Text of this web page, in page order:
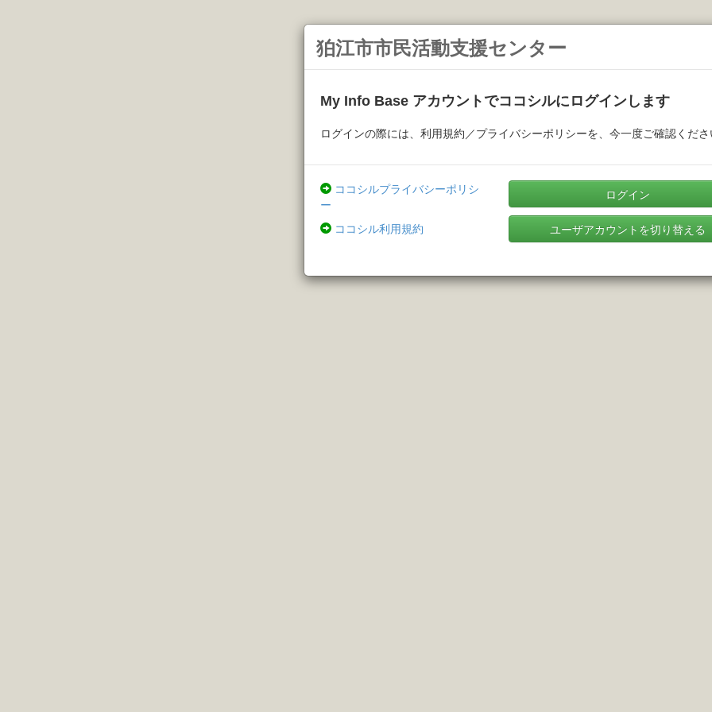
狛江市市民活動支援センター
My Info Base アカウントでココシルにログインします
ログインの際には、利用規約／プライバシーポリシーを、今一度ご確認くだ
ココシルプライバシーポリシ
ー
ココシル利用規約
ログイン
ユーザアカウントを切り替える